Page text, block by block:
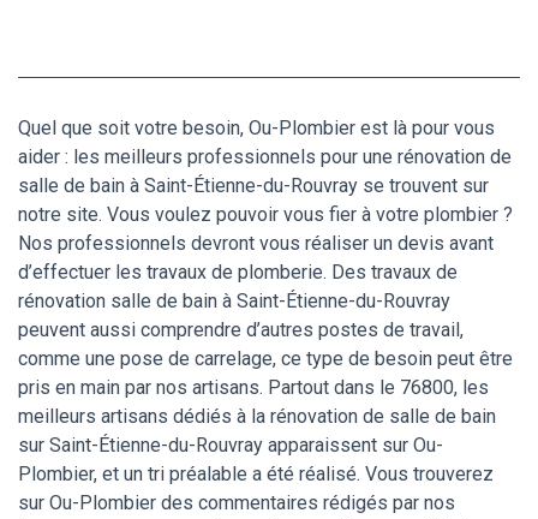
Quel que soit votre besoin, Ou-Plombier est là pour vous
aider : les meilleurs professionnels pour une rénovation de
salle de bain à Saint-Étienne-du-Rouvray se trouvent sur
notre site. Vous voulez pouvoir vous fier à votre plombier ?
Nos professionnels devront vous réaliser un devis avant
d’effectuer les travaux de plomberie. Des travaux de
rénovation salle de bain à Saint-Étienne-du-Rouvray
peuvent aussi comprendre d’autres postes de travail,
comme une pose de carrelage, ce type de besoin peut être
pris en main par nos artisans. Partout dans le 76800, les
meilleurs artisans dédiés à la rénovation de salle de bain
sur Saint-Étienne-du-Rouvray apparaissent sur Ou-
Plombier, et un tri préalable a été réalisé. Vous trouverez
sur Ou-Plombier des commentaires rédigés par nos